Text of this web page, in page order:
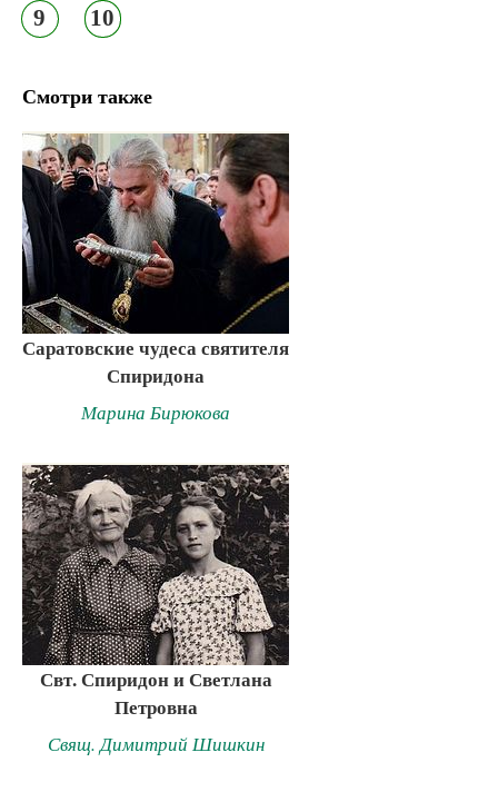
9 10
Смотри также
Саратовские чудеса святителя
Спиридона
Марина Бирюкова
Свт. Спиридон и Светлана
Петровна
Свящ. Димитрий Шишкин